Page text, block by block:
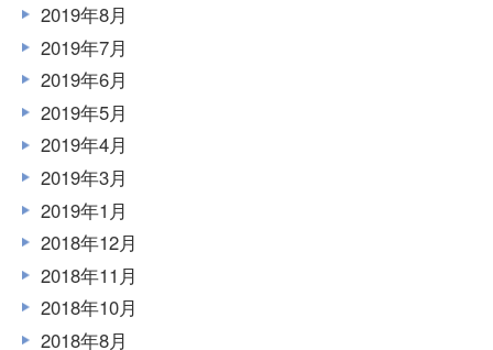
2019年8月
2019年7月
2019年6月
2019年5月
2019年4月
2019年3月
2019年1月
2018年12月
2018年11月
2018年10月
2018年8月